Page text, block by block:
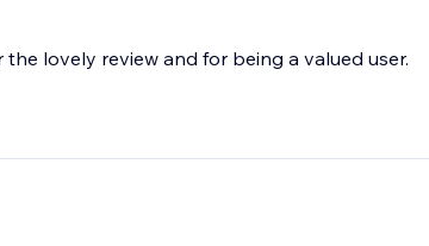
lovely review and for being a valued user.